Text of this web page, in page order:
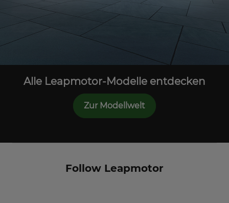
Alle Leapmotor-Modelle entdecken
Zur Modellwelt
Follow Leapmotor